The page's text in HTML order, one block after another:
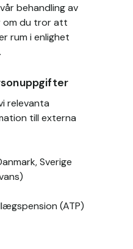
behandling av
om du tror att
rum i enlighet
relevanta
till externa
Sverige
(ATP)